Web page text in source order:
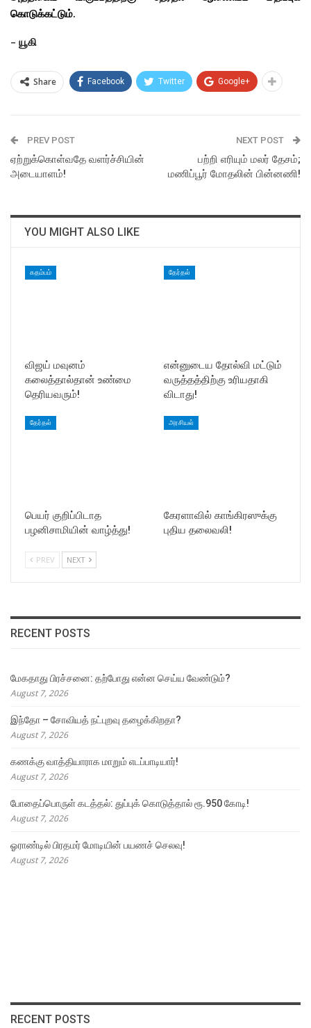
கொடுக்கட்டும்.
– யூகி
Share Facebook Twitter Google+
PREV POST
ஏற்றுக்கொள்வதே வளர்ச்சியின்
அடையாளம்!
NEXT POST
பற்றி எரியும் மலர் தேசம்;
மணிப்பூர் மோதலின் பின்னணி!
YOU MIGHT ALSO LIKE
கதம்பம்
விஜய் மவுனம்
கலைத்தால்தான் உண்மை
தெரியவரும்!
தேர்தல்
என்னுடைய தோல்வி மட்டும்
வருத்தத்திற்கு உரியதாகி
விடாது!
தேர்தல்
பெயர் குறிப்பிடாத
பழனிசாமியின் வாழ்த்து!
அரசியல்
கேரளாவில் காங்கிரஸுக்கு
புதிய தலைவலி!
PREV NEXT
RECENT POSTS
மேகதாது பிரச்சனை: தற்போது என்ன செய்ய வேண்டும்?
August 7, 2026
இந்தோ – சோவியத் நட்புறவு தழைக்கிறதா?
August 7, 2026
கணக்கு வாத்தியாராக மாறும் எடப்பாடியார்!
August 7, 2026
போதைப்பொருள் கடத்தல்: துப்புக் கொடுத்தால் ரூ.950 கோடி!
August 7, 2026
ஓராண்டில் பிரதமர் மோடியின் பயணச் செலவு!
August 7, 2026
RECENT POSTS